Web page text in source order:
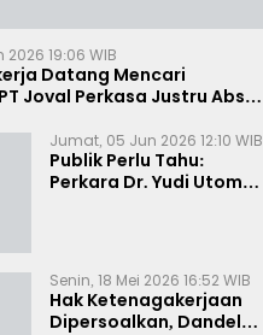
2026 19:06 WIB
Datang Mencari
Joval Perkasa Justru Absen
Jumat, 05 Jun 2026 12:10 WIB
Publik Perlu Tahu:
Perkara Dr. Yudi Utomo
Resmi
Senin, 18 Mei 2026 16:52 WIB
Hak Ketenagakerjaan
Dipersoalkan, Dandel